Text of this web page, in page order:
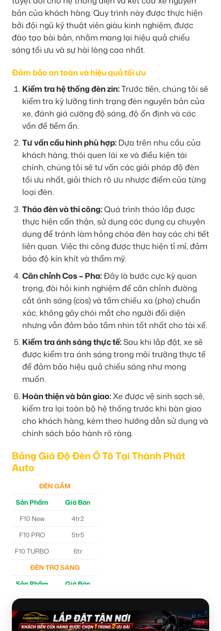
bản của khách hàng. Quy trình này được thực hiện
bởi đội ngũ kỹ thuật viên giàu kinh nghiệm, được
đào tạo bài bản, nhằm mang lại hiệu quả chiếu
sáng tối ưu và sự hài lòng cao nhất.
Đảm bảo an toàn và hiệu quả tối ưu
Kiểm tra hệ thống đèn zin:Trước tiên, chúng tôi sẽ
kiểm tra kỹ lưỡng tình trạng đèn nguyên bản của
xe, đánh giá cường độ sáng, độ ổn định và các
vấn đề tiềm ẩn.
Tư vấn cấu hình phù hợp:Dựa trên nhu cầu của
khách hàng, thói quen lái xe và điều kiện tài
chính, chúng tôi sẽ tư vấn các giải pháp độ đèn
tối ưu nhất, giải thích rõ ưu nhược điểm của từng
loại đèn.
Tháo đèn và thi công:Quá trình tháo lắp được
thực hiện cẩn thận, sử dụng các dụng cụ chuyên
dụng để tránh làm hỏng chóa đèn hay các chi tiết
liên quan. Việc thi công được thực hiện tỉ mỉ, đảm
bảo độ kín khít và thẩm mỹ.
Căn chỉnh Cos – Pha:Đây là bước cực kỳ quan
trọng, đòi hỏi kinh nghiệm để căn chỉnh đường
cắt ánh sáng (cos) và tầm chiếu xa (pha) chuẩn
xác, không gây chói mắt cho người đối diện
nhưng vẫn đảm bảo tầm nhìn tốt nhất cho tài xế.
Kiểm tra ánh sáng thực tế:Sau khi lắp đặt, xe sẽ
được kiểm tra ánh sáng trong môi trường thực tế
để đảm bảo hiệu quả chiếu sáng như mong
muốn.
Hoàn thiện và bàn giao:Xe được vệ sinh sạch sẽ,
kiểm tra lại toàn bộ hệ thống trước khi bàn giao
cho khách hàng, kèm theo hướng dẫn sử dụng và
chính sách bảo hành rõ ràng.
Bảng Giá Độ Đèn Ô Tô Tại Thành Phát
Auto
ĐÈN GẦM
Sản Phẩm
Giá Bán
F10 New
4tr2
F10 PRO
5tr5
F10 TURBO
6tr
ĐÈN TRỢ SÁNG
Sản Phẩm
Giá Bán
M30 Ultra
4tr5
Aozoom EX3
5tr